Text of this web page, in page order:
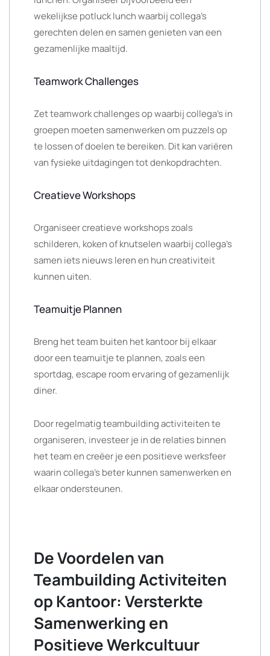
wekelijkse potluck lunch waarbij collega’s
gerechten delen en samen genieten van een
gezamenlijke maaltijd.
Teamwork Challenges
Zet teamwork challenges op waarbij collega’s in
groepen moeten samenwerken om puzzels op
te lossen of doelen te bereiken. Dit kan variëren
van fysieke uitdagingen tot denkopdrachten.
Creatieve Workshops
Organiseer creatieve workshops zoals
schilderen, koken of knutselen waarbij collega’s
samen iets nieuws leren en hun creativiteit
kunnen uiten.
Teamuitje Plannen
Breng het team buiten het kantoor bij elkaar
door een teamuitje te plannen, zoals een
sportdag, escape room ervaring of gezamenlijk
diner.
Door regelmatig teambuilding activiteiten te
organiseren, investeer je in de relaties binnen
het team en creëer je een positieve werksfeer
waarin collega’s beter kunnen samenwerken en
elkaar ondersteunen.
De Voordelen van
Teambuilding Activiteiten
op Kantoor: Versterkte
Samenwerking en
Positieve Werkcultuur